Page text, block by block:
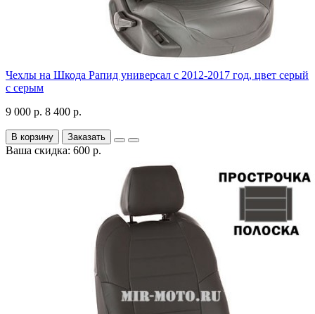
Чехлы на Шкода Рапид универсал с 2012-2017 год, цвет серый
с серым
9 000 р. 8 400 р.
В корзину Заказать
Ваша скидка: 600 р.